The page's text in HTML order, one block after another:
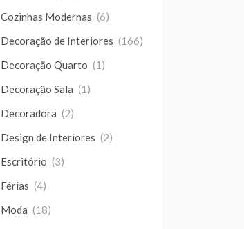
Cozinhas Modernas (6)
Decoração de Interiores (166)
Decoração Quarto (1)
Decoração Sala (1)
Decoradora (2)
Design de Interiores (2)
Escritório (3)
Férias (4)
Moda (18)